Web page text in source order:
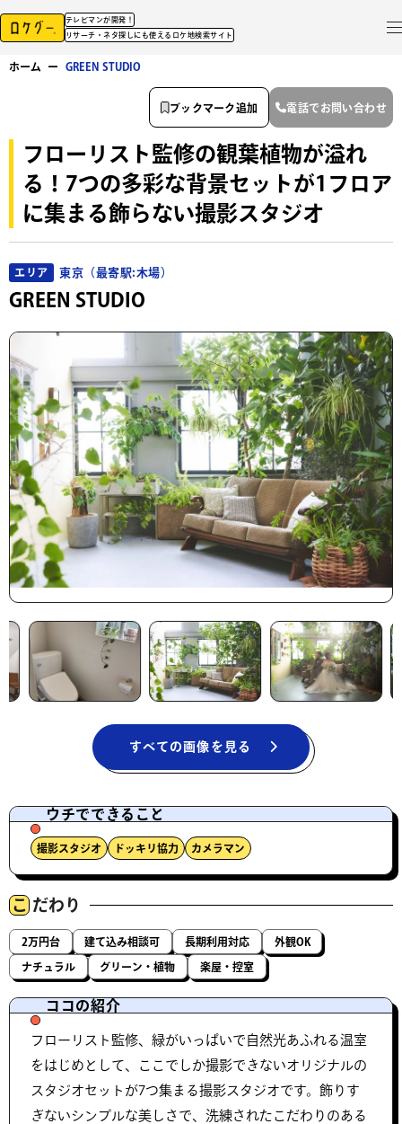
テレビマンが開発！
リサーチ・ネタ探しにも使えるロケ地検索サイト
ホーム ー GREEN STUDIO
フローリスト監修の観葉植物が溢れ
る！7つの多彩な背景セットが1フロア
に集まる飾らない撮影スタジオ
エリア 東京（最寄駅:木場）
GREEN STUDIO
すべての画像を見る
ウチでできること
撮影スタジオ ドッキリ協力 カメラマン
こ だわり
2万円台 建て込み相談可 長期利用対応 外観OK
ナチュラル グリーン・植物 楽屋・控室
ココの紹介
フローリスト監修、緑がいっぱいで自然光あふれる温室
をはじめとして、ここでしか撮影できないオリジナルの
スタジオセットが7つ集まる撮影スタジオです。飾りす
ぎないシンプルな美しさで、洗練されたこだわりのある
ブックマーク追加 電話でお問い合わせ